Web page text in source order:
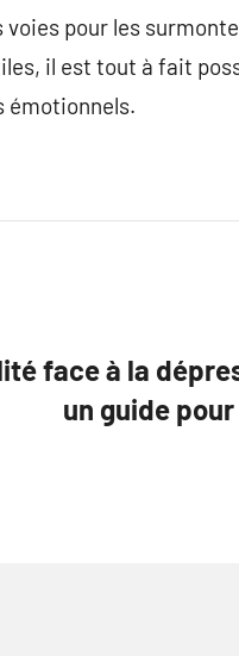
pour les
il est tout à fait
émotionnels.
face à la
un guide